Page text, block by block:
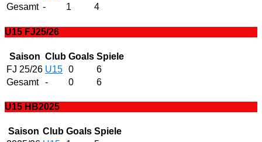
Gesamt - 1 4
U15 FJ25/26
Saison Club Goals Spiele
FJ 25/26 U15 0
6
Gesamt
- 0 6
U15 HB2025
Saison Club Goals Spiele